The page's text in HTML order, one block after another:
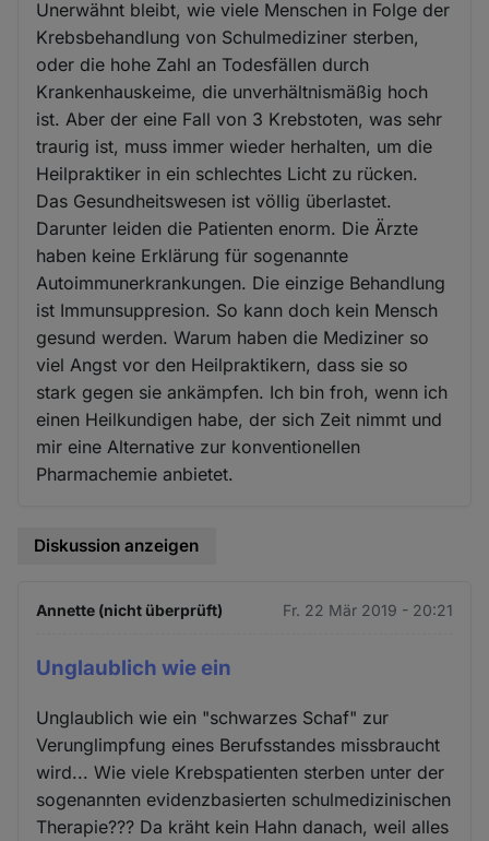
Unerwähnt bleibt, wie viele Menschen in Folge der
Krebsbehandlung von Schulmediziner sterben,
oder die hohe Zahl an Todesfällen durch
Krankenhauskeime, die unverhältnismäßig hoch
ist. Aber der eine Fall von 3 Krebstoten, was sehr
traurig ist, muss immer wieder herhalten, um die
Heilpraktiker in ein schlechtes Licht zu rücken.
Das Gesundheitswesen ist völlig überlastet.
Darunter leiden die Patienten enorm. Die Ärzte
haben keine Erklärung für sogenannte
Autoimmunerkrankungen. Die einzige Behandlung
ist Immunsuppresion. So kann doch kein Mensch
gesund werden. Warum haben die Mediziner so
viel Angst vor den Heilpraktikern, dass sie so
stark gegen sie ankämpfen. Ich bin froh, wenn ich
einen Heilkundigen habe, der sich Zeit nimmt und
mir eine Alternative zur konventionellen
Pharmachemie anbietet.
Diskussion anzeigen
Annette (nicht überprüft) Fr. 22 Mär 2019 - 20:21
Unglaublich wie ein
Unglaublich wie ein "schwarzes Schaf" zur
Verunglimpfung eines Berufsstandes missbraucht
wird... Wie viele Krebspatienten sterben unter der
sogenannten evidenzbasierten schulmedizinischen
Therapie??? Da kräht kein Hahn danach, weil alles